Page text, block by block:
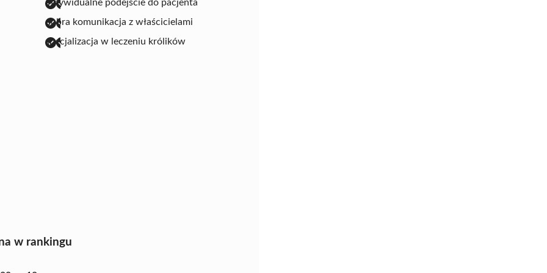
indywidualne podejście do pacjenta
dobra komunikacja z właścicielami
specjalizacja w leczeniu królików
w rankingu